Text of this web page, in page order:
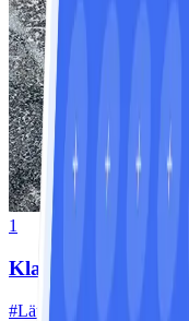
1
Klassisk vitkålssallad
#Lätt 20 MIN